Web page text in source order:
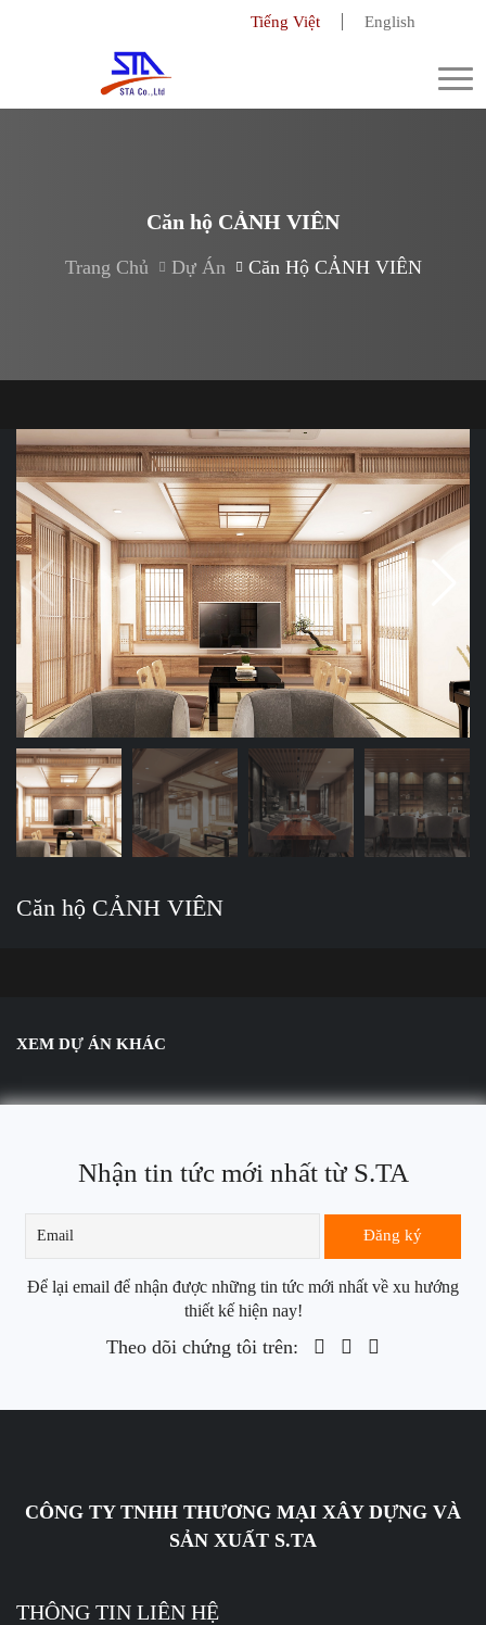
Tiếng Việt English
Căn hộ CẢNH VIÊN
Trang Chủ Dự Án Căn Hộ CẢNH VIÊN
Căn hộ CẢNH VIÊN
XEM DỰ ÁN KHÁC
Nhận tin tức mới nhất từ S.TA
Để lại email để nhận được những tin tức mới nhất về xu hướng
thiết kế hiện nay!
Theo dõi chứng tôi trên:
CÔNG TY TNHH THƯƠNG MẠI XÂY DỰNG VÀ
SẢN XUẤT S.TA
THÔNG TIN LIÊN HỆ